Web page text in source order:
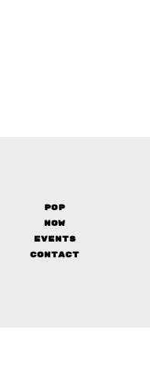
Pop
Now
Events
Contact